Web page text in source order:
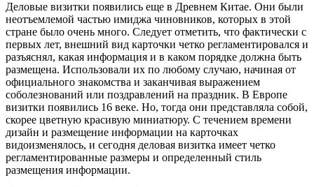
Деловые визитки появились еще в Древнем Китае. Они были
неотъемлемой частью имиджа чиновников, которых в этой
стране было очень много. Следует отметить, что фактически с
первых лет, внешний вид карточки четко регламентировался и
разъяснял, какая информация и в каком порядке должна быть
размещена. Использовали их по любому случаю, начиная от
официального знакомства и заканчивая выражением
соболезнований или поздравлений на праздник. В Европе
визитки появились 16 веке. Но, тогда они представляла собой,
скорее цветную красивую миниатюру. С течением времени
дизайн и размещение информации на карточках
видоизменялось, и сегодня деловая визитка имеет четко
регламентированные размеры и определенный стиль
размещения информации.